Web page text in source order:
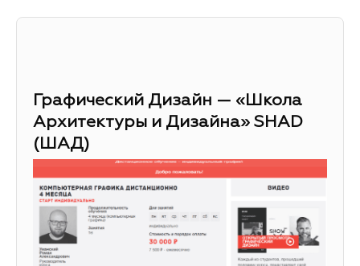
Графический Дизайн — «Школа
Архитектуры и Дизайна» SHAD
(ШАД)